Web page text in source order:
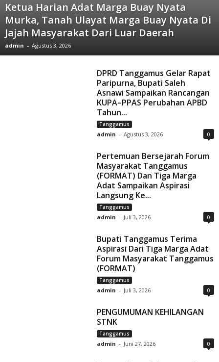
Ketua Harian Adat Marga Buay Nyata
Murka, Tanah Ulayat Marga Buay Nyata Di
Jajah Masyarakat Dari Luar Daerah
admin - Agustus 3, 2026
DPRD Tanggamus Gelar Rapat
Paripurna, Bupati Saleh
Asnawi Sampaikan Rancangan
KUPA–PPAS Perubahan APBD
Tahun...
Tanggamus
admin - Agustus 3, 2026 0
Pertemuan Bersejarah Forum
Masyarakat Tanggamus
(FORMAT) Dan Tiga Marga
Adat Sampaikan Aspirasi
Langsung Ke...
Tanggamus
admin - Juli 3, 2026 0
Bupati Tanggamus Terima
Aspirasi Dari Tiga Marga Adat
Forum Masyarakat Tanggamus
(FORMAT)
Tanggamus
admin - Juli 3, 2026 0
PENGUMUMAN KEHILANGAN
STNK
Tanggamus
admin - Juni 27, 2026 0